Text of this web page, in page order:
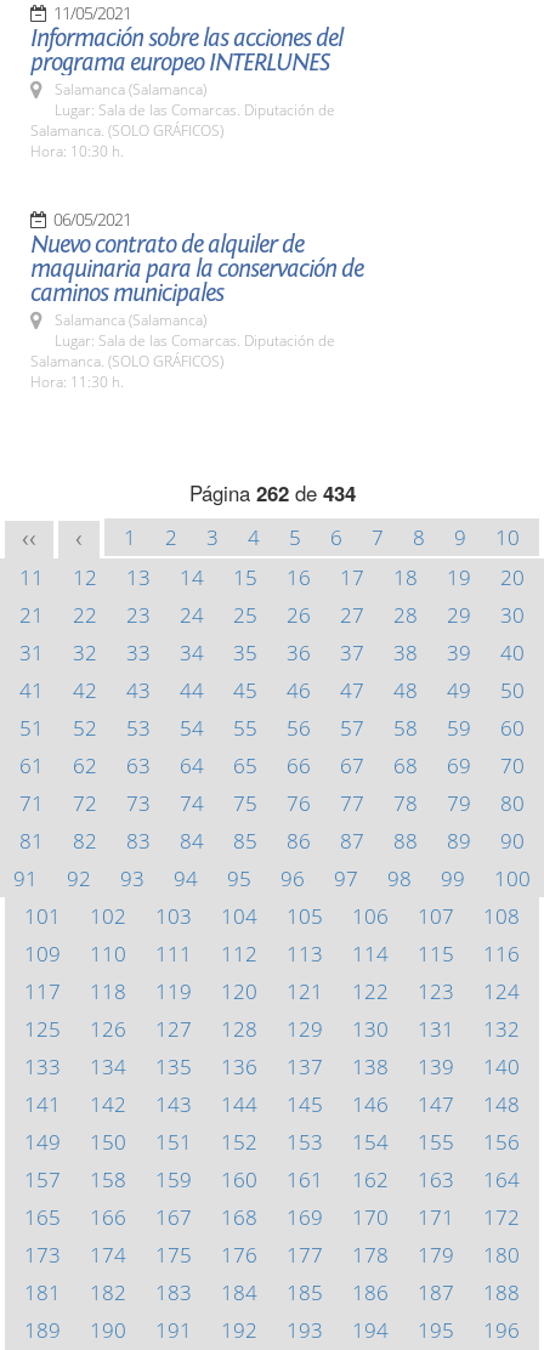
11/05/2021
Información sobre las acciones del
programa europeo INTERLUNES
Salamanca (Salamanca)
Lugar: Sala de las Comarcas. Diputación de
Salamanca. (SOLO GRÁFICOS)
Hora: 10:30 h.
06/05/2021
Nuevo contrato de alquiler de
maquinaria para la conservación de
caminos municipales
Salamanca (Salamanca)
Lugar: Sala de las Comarcas. Diputación de
Salamanca. (SOLO GRÁFICOS)
Hora: 11:30 h.
Página 262de 434
<< < 1 2 3 4 5 6 7 8 9
10
11
12 13 14 15 16 17 18 19
20
21
22 23 24 25 26 27 28 29
30
31
32 33 34 35 36 37 38 39
40
41
42 43 44 45 46 47 48 49
50
51
52 53 54 55 56 57 58 59
60
61
62 63 64 65 66 67 68 69
70
71
72 73 74 75 76 77 78 79
80
81
82 83 84 85 86 87 88 89
90
91
92 93 94 95 96 97 98 99
100
101
102 103 104 105 106 107
108
109
110 111 112 113 114 115
116
117
118 119 120 121 122 123
124
125
126 127 128 129 130 131
132
133
134 135 136 137 138 139
140
141
142 143 144 145 146 147
148
149
150 151 152 153 154 155
156
157
158 159 160 161 162 163
164
165
166 167 168 169 170 171
172
173
174 175 176 177 178 179
180
181
182 183 184 185 186 187
188
189
190 191 192 193 194 195
196